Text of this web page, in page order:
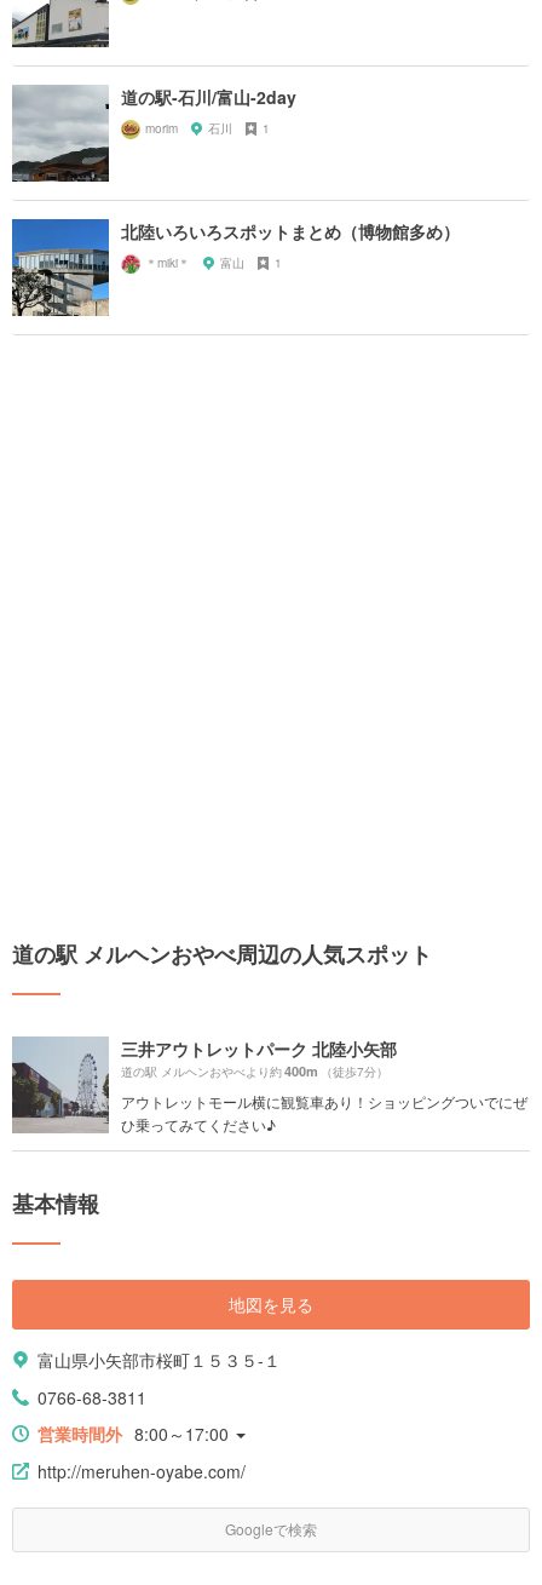
道の駅-石川/富山-2day
morim 石川 1
北陸いろいろスポットまとめ（博物館多め）
＊miki＊ 富山 1
道の駅 メルヘンおやべ周辺の人気スポット
三井アウトレットパーク 北陸小矢部
道の駅 メルヘンおやべより約400m （徒歩7分）
アウトレットモール横に観覧車あり！ショッピングついでにぜ
ひ乗ってみてください♪
基本情報
地図を見る
富山県小矢部市桜町１５３５-１
0766-68-3811
営業時間外 8:00～17:00
http://meruhen-oyabe.com/
Googleで検索